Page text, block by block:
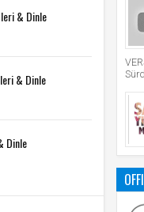
& Dinle
& Dinle
Dinle